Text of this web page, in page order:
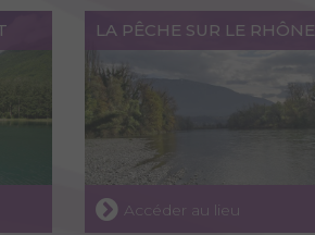
LA PÊCHE SUR LE RHÔNE
Accéder au lieu